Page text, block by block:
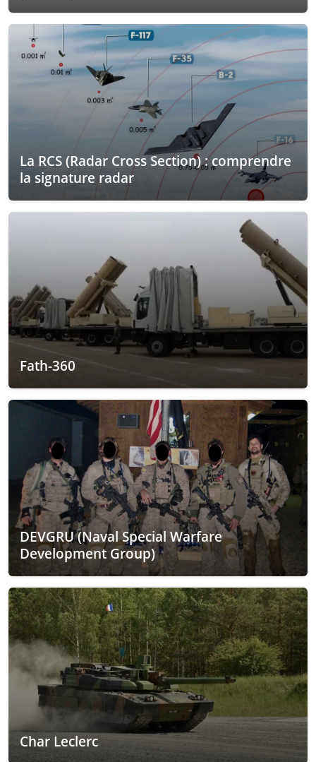
La RCS (Radar Cross Section) : comprendre
la signature radar
Fath-360
DEVGRU (Naval Special Warfare
Development Group)
Char Leclerc